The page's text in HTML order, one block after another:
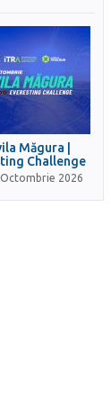
Măgura |
Challenge
2026